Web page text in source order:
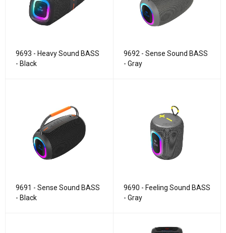
9693 - Heavy Sound BASS
- Black
9692 - Sense Sound BASS
- Gray
9691 - Sense Sound BASS
- Black
9690 - Feeling Sound BASS
- Gray